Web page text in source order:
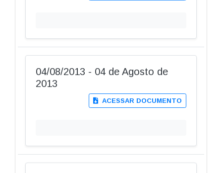
04/08/2013 - 04 de Agosto de
2013
ACESSAR DOCUMENTO